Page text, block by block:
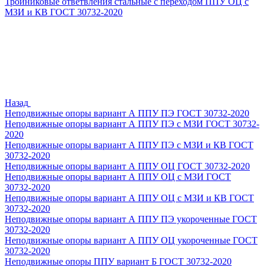
МЗИ и КВ ГОСТ 30732-2020
Назад
Неподвижные опоры вариант А ППУ ПЭ ГОСТ 30732-2020
Неподвижные опоры вариант А ППУ ПЭ с МЗИ ГОСТ 30732-
2020
Неподвижные опоры вариант А ППУ ПЭ с МЗИ и КВ ГОСТ
30732-2020
Неподвижные опоры вариант А ППУ ОЦ ГОСТ 30732-2020
Неподвижные опоры вариант А ППУ ОЦ с МЗИ ГОСТ
30732-2020
Неподвижные опоры вариант А ППУ ОЦ с МЗИ и КВ ГОСТ
30732-2020
Неподвижные опоры вариант А ППУ ПЭ укороченные ГОСТ
30732-2020
Неподвижные опоры вариант А ППУ ОЦ укороченные ГОСТ
30732-2020
Неподвижные опоры ППУ вариант Б ГОСТ 30732-2020